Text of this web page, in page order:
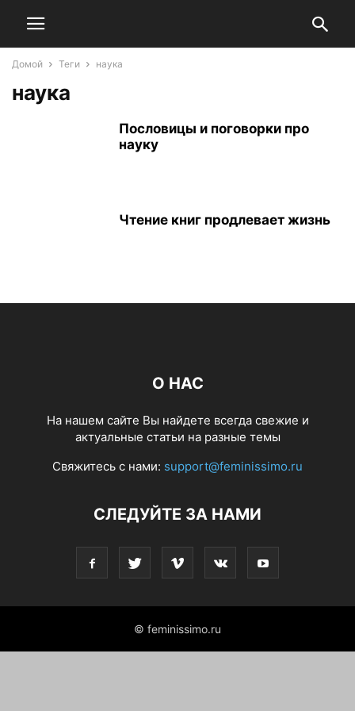
Домой Теги наука
наука
Пословицы и поговорки про
науку
Чтение книг продлевает жизнь
О НАС
На нашем сайте Вы найдете всегда свежие и
актуальные статьи на разные темы
Свяжитесь с нами: support@feminissimo.ru
СЛЕДУЙТЕ ЗА НАМИ
© feminissimo.ru